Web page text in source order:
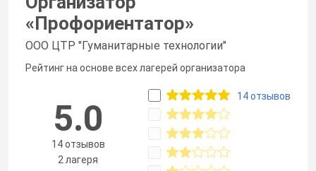
«Профориентатор»
ООО ЦТР "Гуманитарные технологии"
Рейтинг на основе всех лагерей организатора
5.0
14 отзывов
2 лагеря
14 отзывов